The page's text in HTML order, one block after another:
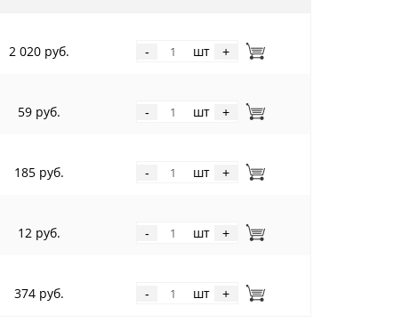
2 020 руб. - шт +
59 руб. - шт +
185 руб. - шт +
12 руб. - шт +
374 руб. - шт +